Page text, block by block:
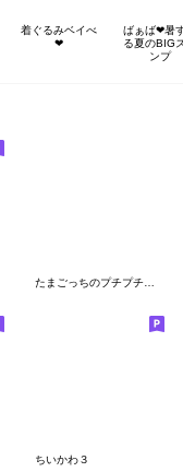
着ぐるみベイべ
❤︎
ばぁば❤︎暑
る夏のBIG
ンプ
たまごっちのプチプチおみせっち
ちいかわ３